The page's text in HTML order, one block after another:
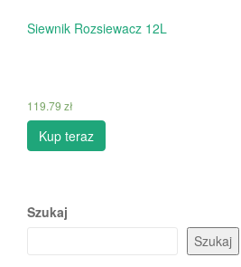
Siewnik Rozsiewacz 12L
119.79 zł
Kup teraz
Szukaj
Szukaj